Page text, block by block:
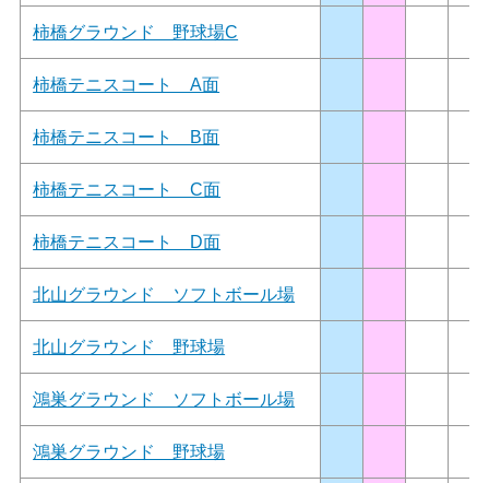
柿橋グラウンド 野球場C
柿橋テニスコート A面
柿橋テニスコート B面
柿橋テニスコート C面
柿橋テニスコート D面
北山グラウンド ソフトボール場
北山グラウンド 野球場
鴻巣グラウンド ソフトボール場
鴻巣グラウンド 野球場